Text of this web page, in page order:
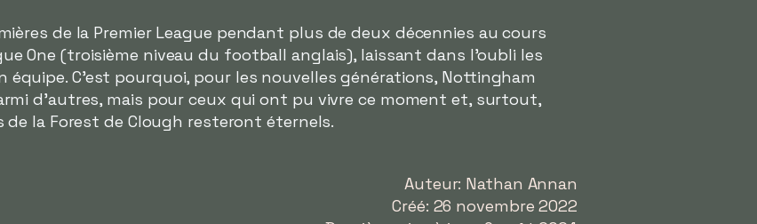
de la Premier League pendant plus de deux décennies au cours
One (troisième niveau du football anglais), laissant dans l'oubli les
C'est pourquoi, pour les nouvelles générations, Nottingham
d'autres, mais pour ceux qui ont pu vivre ce moment et, surtout,
la Forest de Clough resteront éternels.
Auteur: Nathan Annan
Créé: 26 novembre 2022